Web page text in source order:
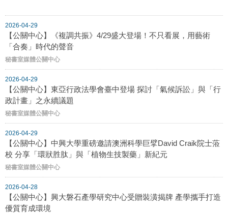
2026-04-29
【公關中心】《複調共振》4/29盛大登場！不只看展，用藝術
「合奏」時代的聲音
秘書室媒體公關中心
2026-04-29
【公關中心】東亞行政法學會臺中登場 探討「氣候訴訟」與「行
政計畫」之永續議題
秘書室媒體公關中心
2026-04-29
【公關中心】中興大學重磅邀請澳洲科學巨擘David Craik院士蒞
校 分享「環狀胜肽」與「植物生技製藥」新紀元
秘書室媒體公關中心
2026-04-28
【公關中心】興大磐石產學研究中心受贈裝潢揭牌 產學攜手打造
優質育成環境